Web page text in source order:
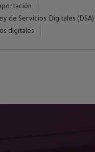
de Servicios Digitales (DSA)
digitales